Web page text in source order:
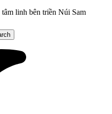
linh bên triền Núi Sam